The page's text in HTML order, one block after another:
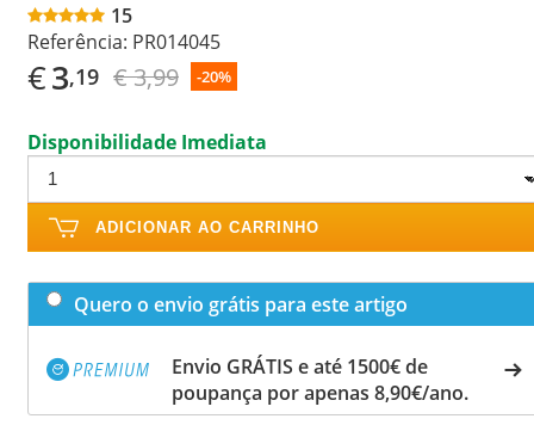
15
Referência: PR014045
€3,19 € 3,99 -20%
Disponibilidade Imediata
ADICIONAR AO CARRINHO
Quero o envio grátis para este artigo
Envio GRÁTIS e até 1500€ de
poupança por apenas 8,90€/ano.